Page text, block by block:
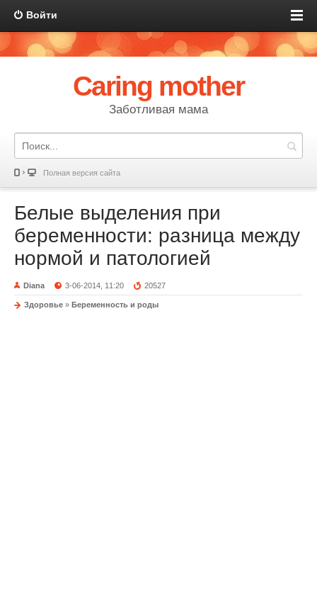
Войти
Caring mother
Заботливая мама
Полная версия сайта
Белые выделения при
беременности: разница между
нормой и патологией
Diana 3-06-2014, 11:20 20527
Здоровье » Беременность и роды